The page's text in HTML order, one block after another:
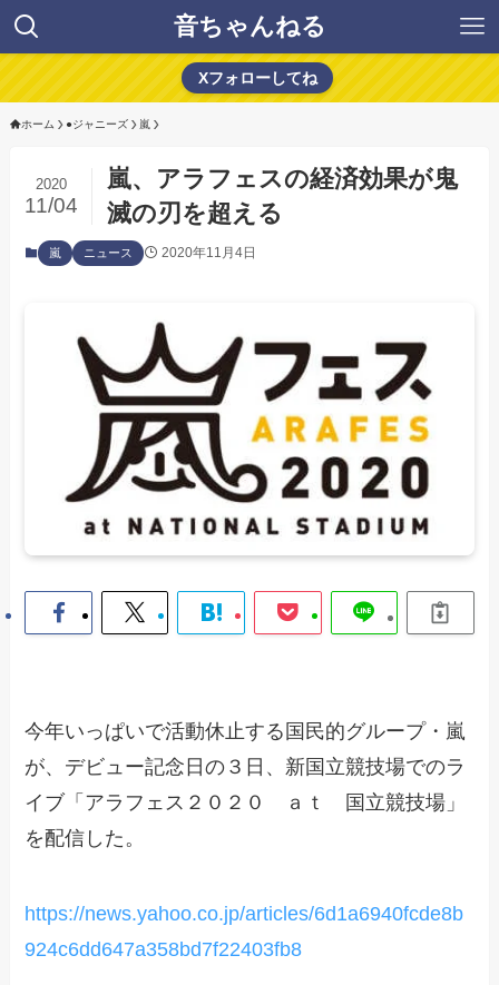
音ちゃんねる
Xフォローしてね
ホーム ●ジャニーズ 嵐
嵐、アラフェスの経済効果が鬼
滅の刃を超える
2020
11/04
嵐 ニュース 2020年11月4日
今年いっぱいで活動休止する国民的グループ・嵐
が、デビュー記念日の３日、新国立競技場でのラ
イブ「アラフェス２０２０ ａｔ 国立競技場」
を配信した。
https://news.yahoo.co.jp/articles/6d1a6940fcde8b
924c6dd647a358bd7f22403fb8